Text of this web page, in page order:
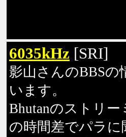
6035kHz [SRI]
影山さんのBBSの
います。
Bhutanのストリ
の時間差でパラに